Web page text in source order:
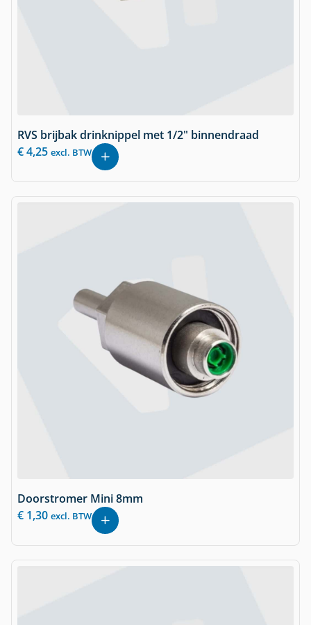
RVS brijbak drinknippel met 1/2" binnendraad
€4,25 excl. BTW
Doorstromer Mini 8mm
€ 1,30 excl. BTW